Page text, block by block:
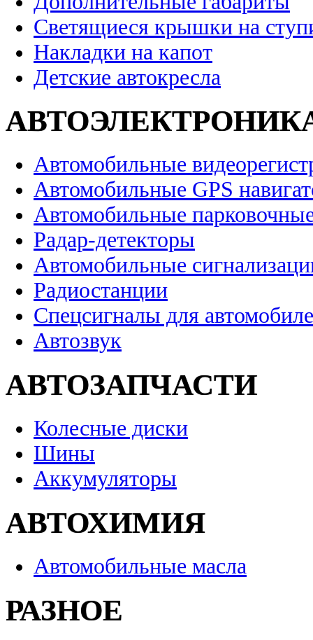
Светящиеся крышки на
Накладки на капот
Детские автокресла
Автомобильные
Автомобильные GPS
Автомобильные
Радар-детекторы
Автомобильные
Радиостанции
Спецсигналы для
Автозвук
АВТОЗАПЧАСТИ
Колесные диски
Шины
Аккумуляторы
АВТОХИМИЯ
Автомобильные масла
РАЗНОЕ